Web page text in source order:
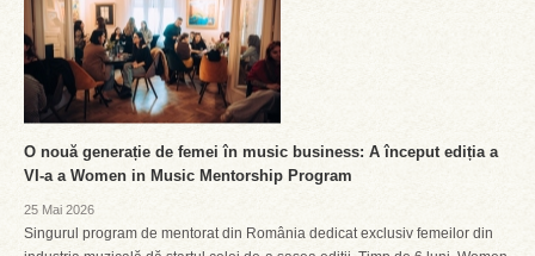
O nouă generație de femei în music business: A început ediția a
VI-a a Women in Music Mentorship Program
25 Mai 2026
Singurul program de mentorat din România dedicat exclusiv femeilor din